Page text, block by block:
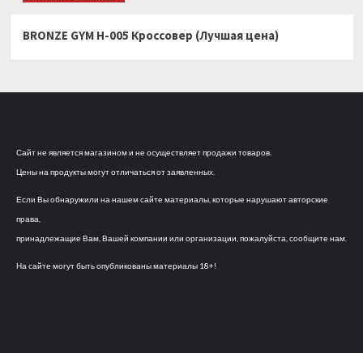
BRONZE GYM H-005 Кроссовер (Лучшая цена)
Сайт не является магазином и не осуществляет продажи товаров.
Цены на продукты могут отличаться от заявленных.
Если Вы обнаружили на нашем сайте материалы, которые нарушают авторские
права,
принадлежащие Вам, Вашей компании или организации, пожалуйста, сообщите нам.
На сайте могут быть опубликованы материалы 18+!